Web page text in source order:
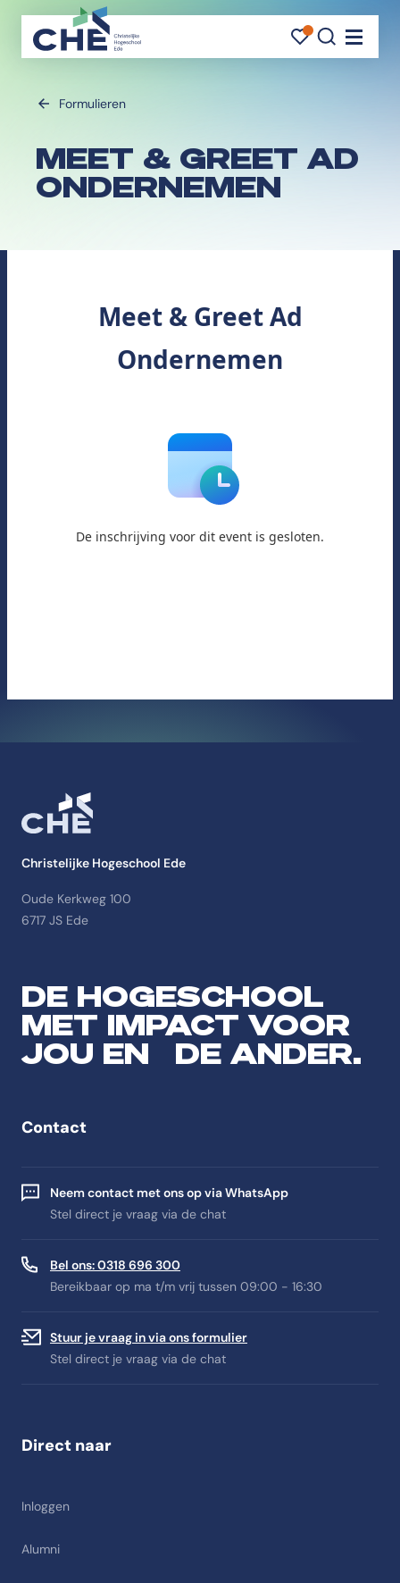
Formulieren
MEET & GREET AD
ONDERNEMEN
Meet & Greet Ad
Ondernemen
De inschrijving voor dit event is gesloten.
Christelijke Hogeschool Ede
Oude Kerkweg 100
6717 JS Ede
DE HOGESCHOOL
MET IMPACT VOOR
JOU EN DE ANDER.
Contact
Neem contact met ons op via WhatsApp
Stel direct je vraag via de chat
Bel ons: 0318 696 300
Bereikbaar op ma t/m vrij tussen 09:00 - 16:30
Stuur je vraag in via ons formulier
Stel direct je vraag via de chat
Direct naar
Inloggen
Alumni